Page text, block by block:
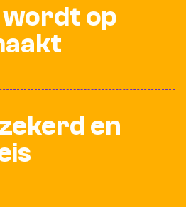
op
en